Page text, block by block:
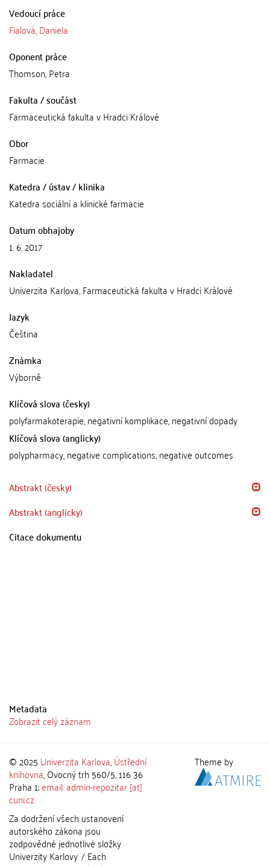
Vedoucí práce
Fialová, Daniela
Oponent práce
Thomson, Petra
Fakulta / součást
Farmaceutická fakulta v Hradci Králové
Obor
Farmacie
Katedra / ústav / klinika
Katedra sociální a klinické farmacie
Datum obhajoby
1. 6. 2017
Nakladatel
Univerzita Karlova, Farmaceutická fakulta v Hradci Králové
Jazyk
Čeština
Známka
Výborně
Klíčová slova (česky)
polyfarmakoterapie, negativní komplikace, negativní dopady
Klíčová slova (anglicky)
polypharmacy, negative complications, negative outcomes
Abstrakt (česky)
Abstrakt (anglicky)
Citace dokumentu
Metadata
Zobrazit celý záznam
© 2025 Univerzita Karlova,Ústřední
knihovna, Ovocný trh 560/5, 116 36
Praha 1;email: admin-repozitar [at]
cuni.cz
Za dodržení všech ustanovení
autorského zákona jsou
zodpovědné jednotlivé složky
Univerzity Karlovy. / Each
Theme by